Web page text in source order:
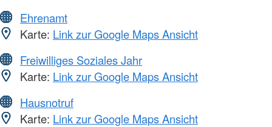
Ehrenamt
Karte: Link zur Google Maps Ansicht
Freiwilliges Soziales Jahr
Karte: Link zur Google Maps Ansicht
Hausnotruf
Karte: Link zur Google Maps Ansicht